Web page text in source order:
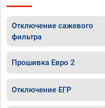
Отключение сажевого
фильтра
Прошивка Евро 2
Отключение ЕГР